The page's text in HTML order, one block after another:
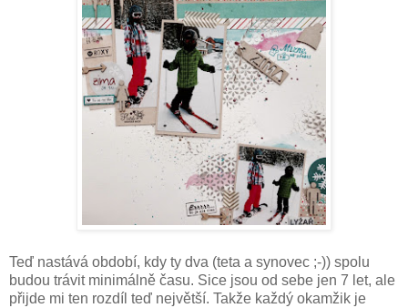
Teď nastává období, kdy ty dva (teta a synovec ;-)) spolu
budou trávit minimálně času. Sice jsou od sebe jen 7 let, ale
přijde mi ten rozdíl teď největší. Takže každý okamžik je